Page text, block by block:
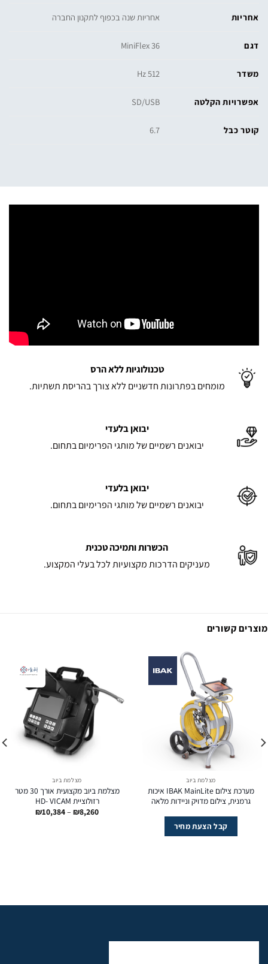
אחריות אחריות שנה בכפוף לתקנון החברה
דגם MiniFlex 36
משדר 512 Hz
אפשרויות הקלטה SD/USB
קוטר כבל 6.7
טכנולוגיות ללא הרס
מומחים בפתרונות חדשניים ללא צורך בהריסת תשתיות.
יבואן בלעדי
יבואנים רשמיים של מותגי הפרימיום בתחום.
יבואן בלעדי
יבואנים רשמיים של מותגי הפרימיום בתחום.
הכשרות ותמיכה טכנית
מעניקים הדרכות מקצועיות לכל בעלי המקצוע.
מוצרים קשורים
מצלמת ביוב
מערכת צילום IBAK MainLite איכות
גרמנית, צילום מדויק וניידות מלאה
קבל הצעת מחיר
מצלמת ביוב
מצלמת ביוב מקצועית אורך 30 מטר
רזולוציית HD- VICAM
₪8,260
–
₪10,384 טווח